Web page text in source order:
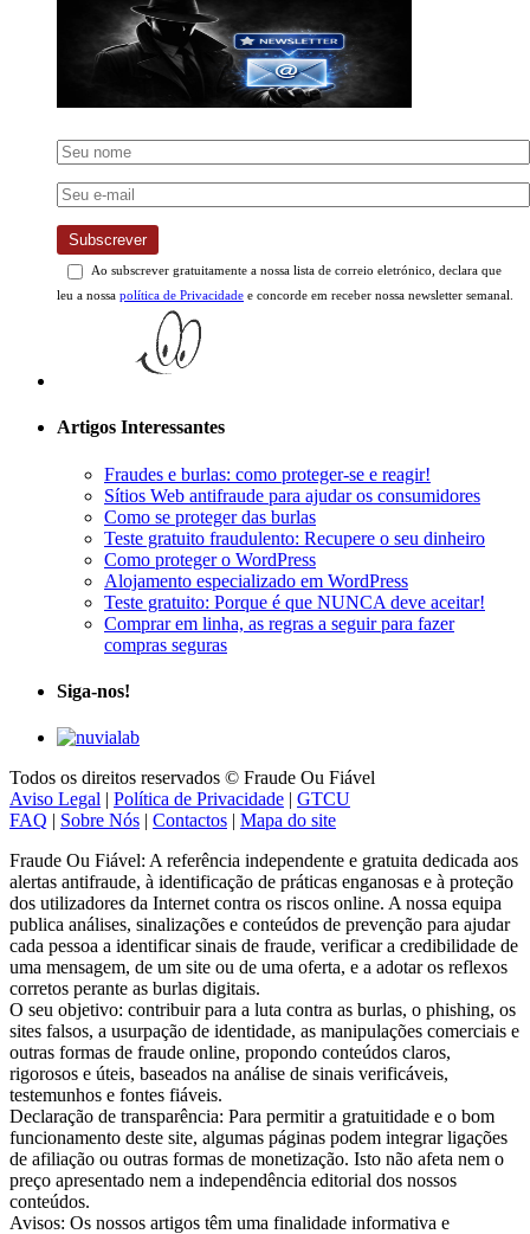
Subscrever
Ao subscrever gratuitamente a nossa lista de correio eletrónico, declara que
leu a nossa política de Privacidade e concorde em receber nossa newsletter semanal.
Artigos Interessantes
Fraudes e burlas: como proteger-se e reagir!
Sítios Web antifraude para ajudar os consumidores
Como se proteger das burlas
Teste gratuito fraudulento: Recupere o seu dinheiro
Como proteger o WordPress
Alojamento especializado em WordPress
Teste gratuito: Porque é que NUNCA deve aceitar!
Comprar em linha, as regras a seguir para fazer
compras seguras
Siga-nos!
Todos os direitos reservados © Fraude Ou Fiável
Aviso Legal | Política de Privacidade | GTCU
FAQ | Sobre Nós | Contactos | Mapa do site
Fraude Ou Fiável: A referência independente e gratuita dedicada aos
alertas antifraude, à identificação de práticas enganosas e à proteção
dos utilizadores da Internet contra os riscos online. A nossa equipa
publica análises, sinalizações e conteúdos de prevenção para ajudar
cada pessoa a identificar sinais de fraude, verificar a credibilidade de
uma mensagem, de um site ou de uma oferta, e a adotar os reflexos
corretos perante as burlas digitais.
O seu objetivo: contribuir para a luta contra as burlas, o phishing, os
sites falsos, a usurpação de identidade, as manipulações comerciais e
outras formas de fraude online, propondo conteúdos claros,
rigorosos e úteis, baseados na análise de sinais verificáveis,
testemunhos e fontes fiáveis.
Declaração de transparência: Para permitir a gratuitidade e o bom
funcionamento deste site, algumas páginas podem integrar ligações
de afiliação ou outras formas de monetização. Isto não afeta nem o
preço apresentado nem a independência editorial dos nossos
conteúdos.
Avisos: Os nossos artigos têm uma finalidade informativa e